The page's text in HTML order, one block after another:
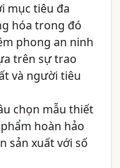
mục tiêu đa
hóa trong đó
phong an ninh
trên sự trao
và người tiêu
chọn mẫu thiết
hoàn hảo
sản xuất với số